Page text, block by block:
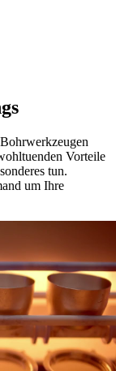
Vorteile
tun.
um Ihre